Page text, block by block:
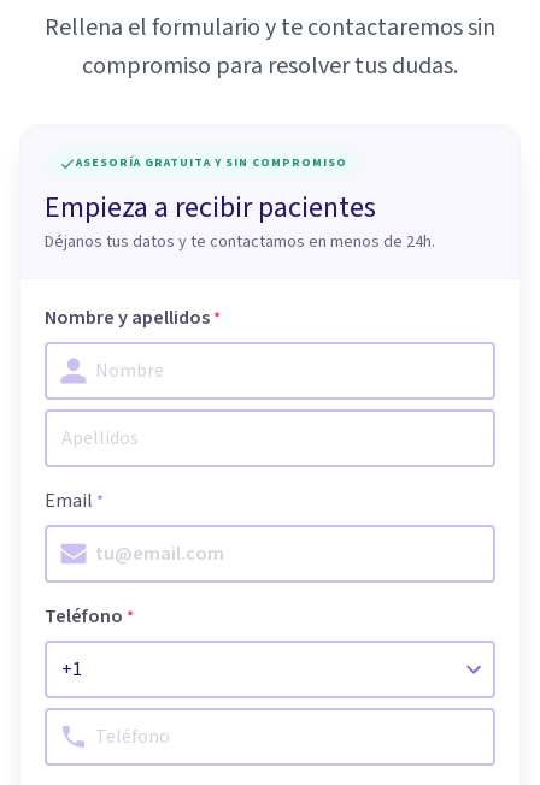
Rellena el formulario y te contactaremos sin
compromiso para resolver tus dudas.
ASESORÍA GRATUITA Y SIN COMPROMISO
Empieza a recibir pacientes
Déjanos tus datos y te contactamos en menos de 24h.
Nombre y apellidos*
Email *
Teléfono *